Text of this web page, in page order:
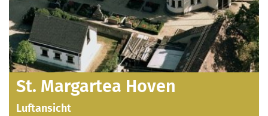
St. Margartea Hoven
Luftansicht